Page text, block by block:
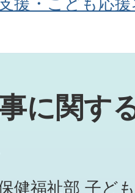
に関す
健福祉部 子ど